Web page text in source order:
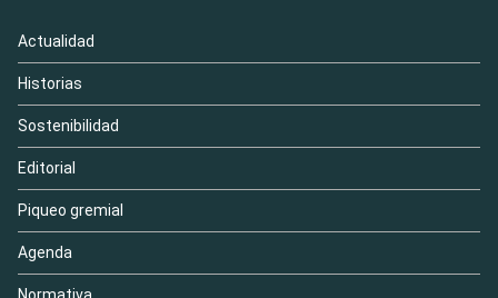
Actualidad
Historias
Sostenibilidad
Editorial
Piqueo gremial
Agenda
Normativa